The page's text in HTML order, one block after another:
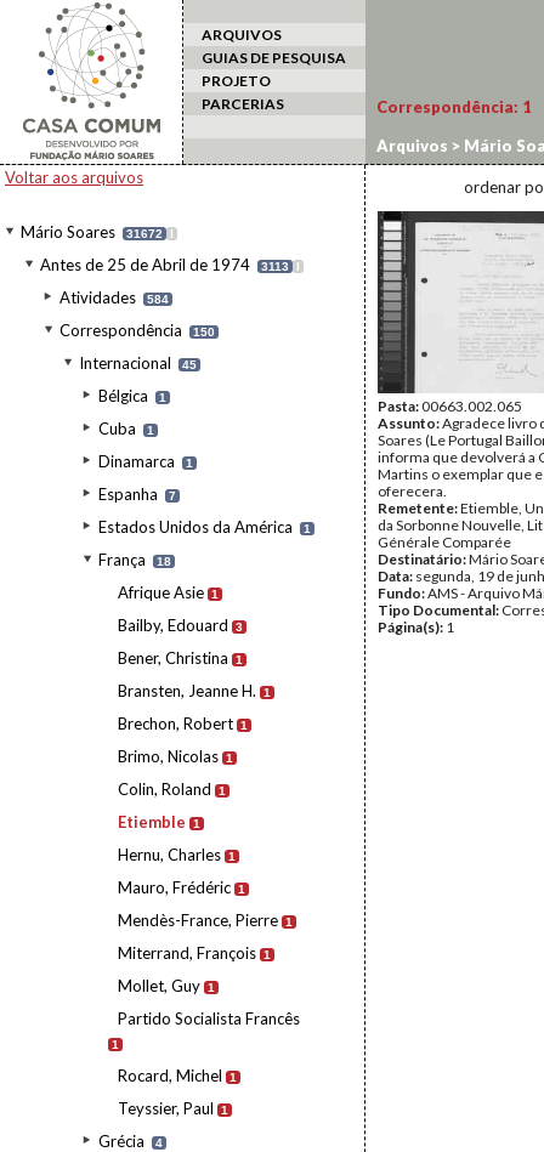
ARQUIVOS
GUIAS DE PESQUISA
PROJETO
PARCERIAS
Voltar aos arquivos
Mário Soares 31672 I
Antes de 25 de Abril de 1974 3113 I
Atividades 584
Correspondência 150
Internacional 45
Bélgica 1
Cuba 1
Dinamarca 1
Espanha 7
Estados Unidos da América 1
França 18
Afrique Asie 1
Bailby, Edouard 3
Bener, Christina 1
Bransten, Jeanne H. 1
Brechon, Robert 1
Brimo, Nicolas 1
Colin, Roland 1
Etiemble 1
Hernu, Charles 1
Mauro, Frédéric 1
Mendès-France, Pierre 1
Miterrand, François 1
Mollet, Guy 1
Partido Socialista Francês
1
Rocard, Michel 1
Teyssier, Paul 1
Grécia 4
Correspondência: 1
Arquivos > Mário
Etiemble
ordenar
Pasta:00663.002.065
Assunto:Agradece livro
Soares (Le Portugal
informa que devolverá a
Martins o exemplar que
oferecera.
Remetente:Etiemble,
da Sorbonne Nouvelle,
Générale Comparée
Destinatário:Mário
Data: segunda, 19 de
Fundo:AMS - Arquivo
Tipo Documental:
Página(s): 1